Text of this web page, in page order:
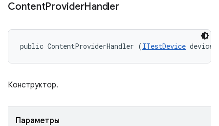
ContentProviderHandler
public ContentProviderHandler (ITestDevice device)
Конструктор.
Параметры